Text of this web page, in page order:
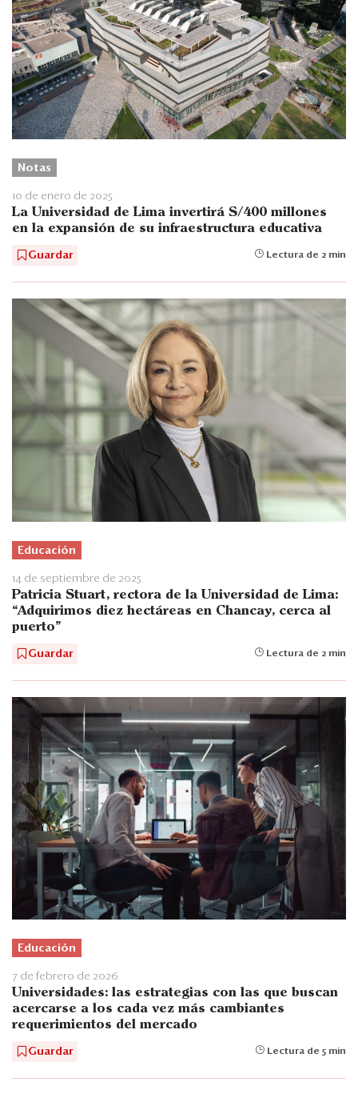
Notas
10 de enero de 2025
La Universidad de Lima invertirá S/400 millones
en la expansión de su infraestructura educativa
Guardar Lectura de 2 min
Educación
14 de septiembre de 2025
Patricia Stuart, rectora de la Universidad de Lima:
“Adquirimos diez hectáreas en Chancay, cerca al
puerto”
Guardar Lectura de 2 min
Educación
7 de febrero de 2026
Universidades: las estrategias con las que buscan
acercarse a los cada vez más cambiantes
requerimientos del mercado
Guardar Lectura de 5 min